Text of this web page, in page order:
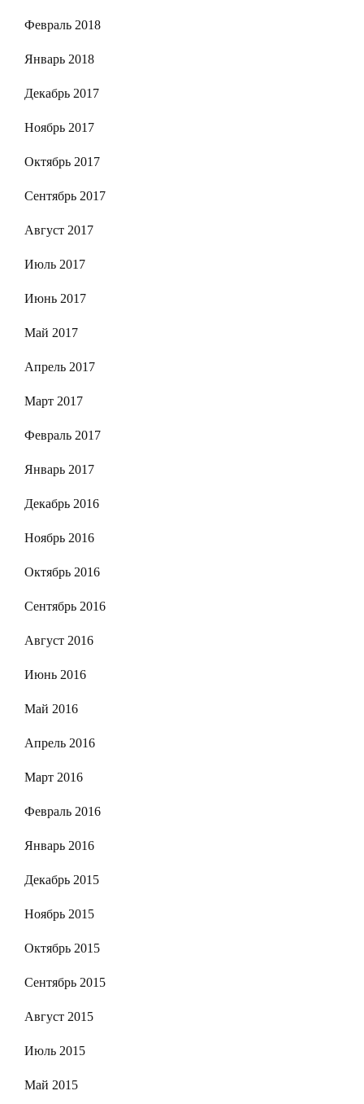
Февраль 2018
Январь 2018
Декабрь 2017
Ноябрь 2017
Октябрь 2017
Сентябрь 2017
Август 2017
Июль 2017
Июнь 2017
Май 2017
Апрель 2017
Март 2017
Февраль 2017
Январь 2017
Декабрь 2016
Ноябрь 2016
Октябрь 2016
Сентябрь 2016
Август 2016
Июнь 2016
Май 2016
Апрель 2016
Март 2016
Февраль 2016
Январь 2016
Декабрь 2015
Ноябрь 2015
Октябрь 2015
Сентябрь 2015
Август 2015
Июль 2015
Май 2015